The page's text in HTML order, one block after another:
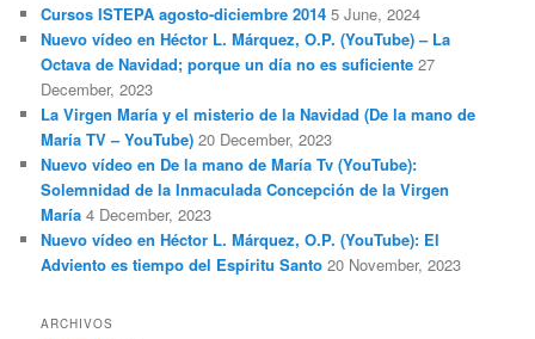
Cursos ISTEPA agosto-diciembre 2014 5 June, 2024
Nuevo vídeo en Héctor L. Márquez, O.P. (YouTube) – La
Octava de Navidad; porque un día no es suficiente 27
December, 2023
La Virgen María y el misterio de la Navidad (De la mano de
María TV – YouTube) 20 December, 2023
Nuevo vídeo en De la mano de María Tv (YouTube):
Solemnidad de la Inmaculada Concepción de la Virgen
María 4 December, 2023
Nuevo vídeo en Héctor L. Márquez, O.P. (YouTube): El
Adviento es tiempo del Espíritu Santo 20 November, 2023
ARCHIVOS